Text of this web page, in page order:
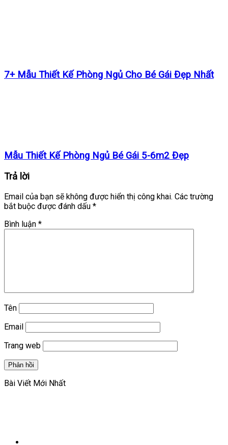
7+ Mẫu Thiết Kế Phòng Ngủ Cho Bé Gái Đẹp Nhất
Mẫu Thiết Kế Phòng Ngủ Bé Gái 5-6m2 Đẹp
Trả lời
Email của bạn sẽ không được hiển thị công khai. Các trường
bắt buộc được đánh dấu *
Bình luận *
Tên
Email
Trang web
Bài Viết Mới Nhất